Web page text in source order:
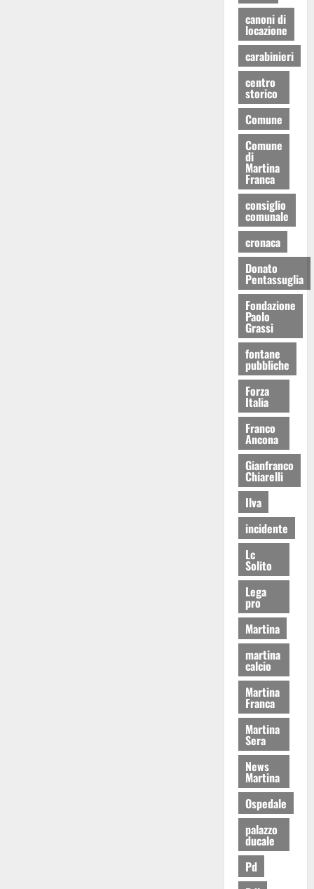
canoni di
locazione
carabinieri
centro
storico
Comune
Comune
di
Martina
Franca
consiglio
comunale
cronaca
Donato
Pentassuglia
Fondazione
Paolo
Grassi
fontane
pubbliche
Forza
Italia
Franco
Ancona
Gianfranco
Chiarelli
Ilva
incidente
Lc
Solito
Lega
pro
Martina
martina
calcio
Martina
Franca
Martina
Sera
News
Martina
Ospedale
palazzo
ducale
Pd